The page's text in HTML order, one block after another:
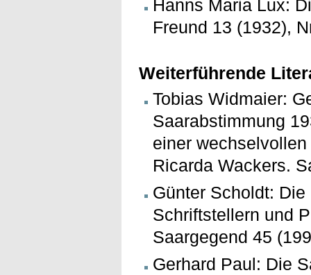
Hanns Maria Lux:
Freund 13 (1932),
Weiterführende
Tobias Widmaier:
Saarabstimmung
einer
Ricarda Wackers.
Günter Scholdt:
Schriftstellern und
Saargegend 45
Gerhard Paul: Die